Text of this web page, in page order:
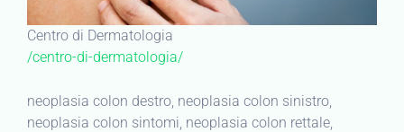
Centro di Dermatologia
/centro-di-dermatologia/
neoplasia colon destro, neoplasia colon sinistro,
neoplasia colon sintomi, neoplasia colon rettale,